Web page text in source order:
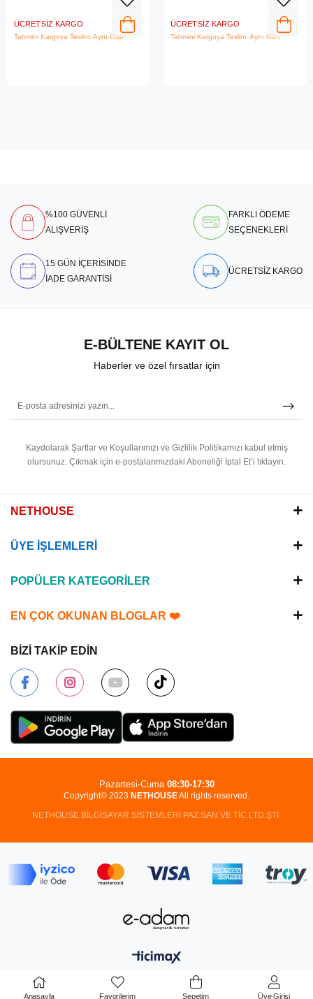
ÜCRETSIZ KARGO
Tahmini Kargoya Teslim: Aynı Gün
ÜCRETSIZ KARGO
Tahmini Kargoya Teslim: Aynı Gün
%100 GÜVENLİ
ALIŞVERİŞ
FARKLI ÖDEME
SEÇENEKLERİ
15 GÜN İÇERİSİNDE
İADE GARANTİSİ
ÜCRETSİZ KARGO
E-BÜLTENE KAYIT OL
Haberler ve özel fırsatlar için
Kaydolarak Şartlar ve Koşullarımızı ve Gizlilik Politikamızı kabul etmiş
olursunuz. Çıkmak için e-postalarımızdaki Aboneliği İptal Et’i tıklayın.
NETHOUSE
ÜYE İŞLEMLERİ
POPÜLER KATEGORİLER
EN ÇOK OKUNAN BLOGLAR ❤️
BİZİ TAKİP EDİN
Copyright© 2023 NETHOUSEAll rights reserved.
NETHOUSE BİLGİSAYAR SİSTEMLERİ PAZ.SAN.VE TİC.LTD.ŞTİ.
Pazartesi-Cuma 08:30-17:30
Anasayfa Favorilerim Sepetim Üye Girişi